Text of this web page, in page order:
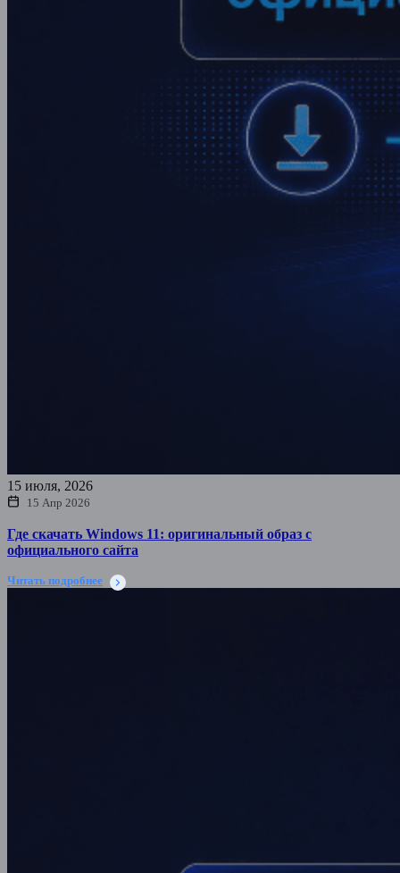
15 июля, 2026
15 Апр 2026
Где скачать Windows 11: оригинальный образ с
официального сайта
Читать подробнее